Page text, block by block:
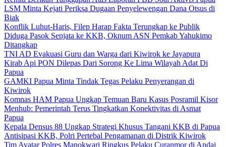
LSM Minta Kejati Periksa Dugaan Penyelewengan Dana Otsus di
Biak
Konflik Luhut-Haris, Filep Harap Fakta Terungkap ke Publik
Diduga Pasok Senjata ke KKB, Oknum ASN Pemkab Yahukimo
Ditangkap
TNI AD Evakuasi Guru dan Warga dari Kiwirok ke Jayapura
Kirab Api PON Dilepas Dari Sorong Ke Lima Wilayah Adat Di
Papua
GAMKI Papua Minta Tindak Tegas Pelaku Penyerangan di
Kiwirok
Komnas HAM Papua Ungkap Temuan Baru Kasus Posramil Kisor
Menhub: Pemerintah Terus Tingkatkan Konektivitas di Asmat
Papua
Kepala Densus 88 Ungkap Strategi Khusus Tangani KKB di Papua
Antisipasi KKB, Polri Pertebal Pengamanan di Distrik Kiwirok
Tim Avatar Polres Manokwari Ringkus Pelaku Curanmor di Andai